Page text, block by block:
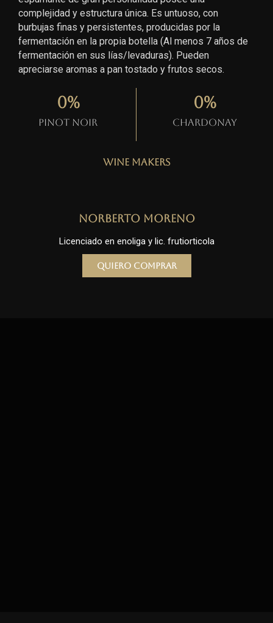
complejidad y estructura única. Es untuoso, con
burbujas finas y persistentes, producidas por la
fermentación en la propia botella (Al menos 7 años de
fermentación en sus lías/levaduras). Pueden
apreciarse aromas a pan tostado y frutos secos.
Pinot Noir
0%
Chardonay
0%
Wine Makers
Norberto Moreno
Licenciado en enoliga y lic. frutiorticola
Quiero comprar